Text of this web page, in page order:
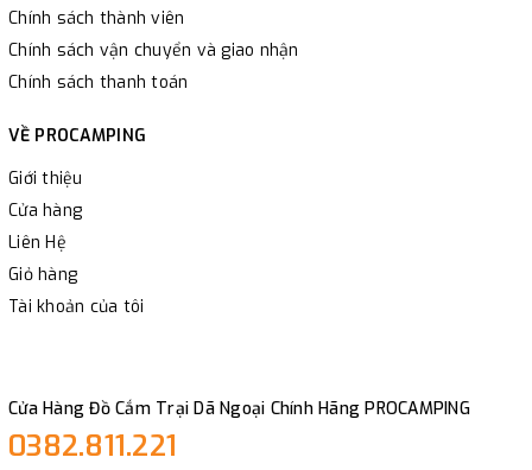
Chính sách thành viên
Chính sách vận chuyển và giao nhận
Chính sách thanh toán
VỀ PROCAMPING
Giới thiệu
Cửa hàng
Liên Hệ
Giỏ hàng
Tài khoản của tôi
Cửa Hàng Đồ Cắm Trại Dã Ngoại Chính Hãng PROCAMPING
0382.811.221